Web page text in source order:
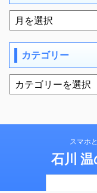
カテゴリー
スマホ
石川